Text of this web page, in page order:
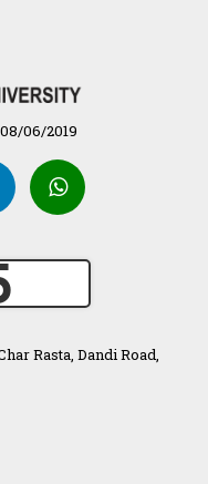
06/2019
Rasta, Dandi Road,